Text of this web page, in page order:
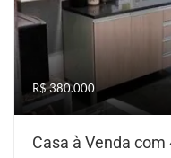
R$ 380.000
Casa à Venda